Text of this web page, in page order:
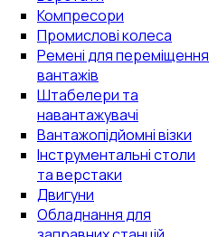
Компресори
Промислові колеса
Ремені для переміщення
вантажів
Штабелери та
навантажувачі
Вантажопідйомні візки
Інструментальні столи
та верстаки
Двигуни
Обладнання для